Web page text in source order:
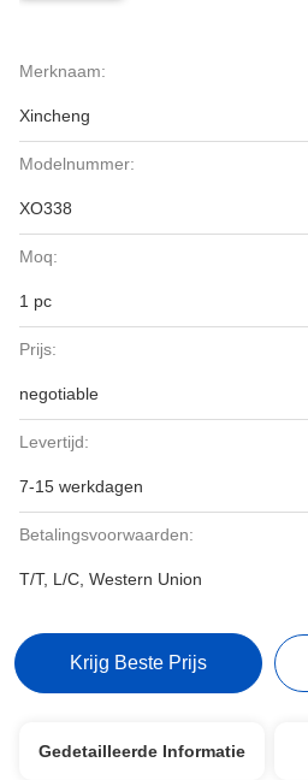
Merknaam:
Xincheng
Modelnummer:
XO338
Moq:
1 pc
Prijs:
negotiable
Levertijd:
7-15 werkdagen
Betalingsvoorwaarden:
T/T, L/C, Western Union
Krijg Beste Prijs
Gedetailleerde Informatie